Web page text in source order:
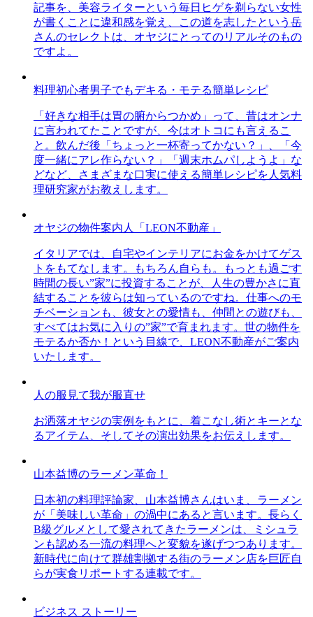
記事を、美容ライターという毎日ヒゲを剃らない女性
が書くことに違和感を覚え、この道を志したという岳
さんのセレクトは、オヤジにとってのリアルそのもの
ですよ。
料理初心者男子でもデキる・モテる簡単レシピ
「好きな相手は胃の腑からつかめ」って、昔はオンナ
に言われてたことですが、今はオトコにも言えるこ
と。飲んだ後「ちょっと一杯寄ってかない？」、「今
度一緒にアレ作らない？」「週末ホムパしようよ」な
どなど、さまざまな口実に使える簡単レシピを人気料
理研究家がお教えします。
オヤジの物件案内人「LEON不動産」
イタリアでは、自宅やインテリアにお金をかけてゲス
トをもてなします。もちろん自らも。もっとも過ごす
時間の長い”家”に投資することが、人生の豊かさに直
結することを彼らは知っているのですね。仕事へのモ
チベーションも、彼女との愛情も、仲間との遊びも、
すべてはお気に入りの”家”で育まれます。世の物件を
モテるか否か！という目線で、LEON不動産がご案内
いたします。
人の服見て我が服直せ
お洒落オヤジの実例をもとに、着こなし術とキーとな
るアイテム、そしてその演出効果をお伝えします。
山本益博のラーメン革命！
日本初の料理評論家、山本益博さんはいま、ラーメン
が「美味しい革命」の渦中にあると言います。長らく
B級グルメとして愛されてきたラーメンは、ミシュラ
ンも認める一流の料理へと変貌を遂げつつあります。
新時代に向けて群雄割拠する街のラーメン店を巨匠自
らが実食リポートする連載です。
ビジネス ストーリー